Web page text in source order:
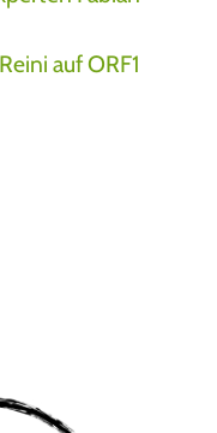
auf ORF1